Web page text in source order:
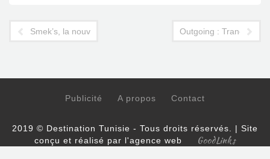
Smek’s, la nouvelle plateforme au service d’un transport
Outgoing : Tranquille
Publicité A propos Contact
2019 © Destination Tunisie - Tous droits réservés. | Site
conçu et réalisé par l'agence web
GoodLinks